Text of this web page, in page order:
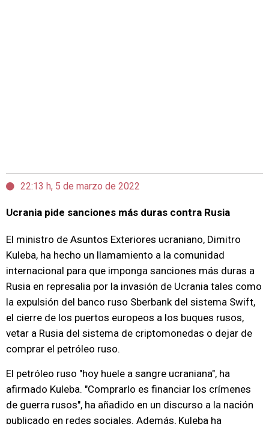
22:13 h, 5 de marzo de 2022
Ucrania pide sanciones más duras contra Rusia
El ministro de Asuntos Exteriores ucraniano, Dimitro
Kuleba, ha hecho un llamamiento a la comunidad
internacional para que imponga sanciones más duras a
Rusia en represalia por la invasión de Ucrania tales como
la expulsión del banco ruso Sberbank del sistema Swift,
el cierre de los puertos europeos a los buques rusos,
vetar a Rusia del sistema de criptomonedas o dejar de
comprar el petróleo ruso.
El petróleo ruso "hoy huele a sangre ucraniana", ha
afirmado Kuleba. "Comprarlo es financiar los crímenes
de guerra rusos", ha añadido en un discurso a la nación
publicado en redes sociales. Además, Kuleba ha